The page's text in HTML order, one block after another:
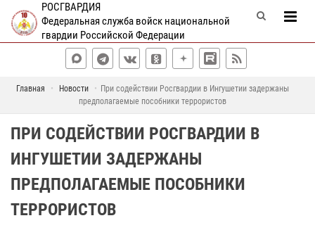
РОСГВАРДИЯ
Федеральная служба войск национальной
гвардии Российской Федерации
Главная Новости
При содействии Росгвардии в Ингушетии задержаны
предполагаемые пособники террористов
ПРИ СОДЕЙСТВИИ РОСГВАРДИИ В
ИНГУШЕТИИ ЗАДЕРЖАНЫ
ПРЕДПОЛАГАЕМЫЕ ПОСОБНИКИ
ТЕРРОРИСТОВ